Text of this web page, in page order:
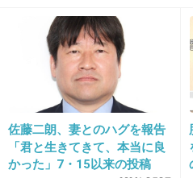
モー娘。時代はブスブ
本当に幸せになってなに
もうやぐっちゃんはいい
佐藤二朗、妻とのハグを報告
「君と生きてきて、本当に良
かった」7・15以来の投稿